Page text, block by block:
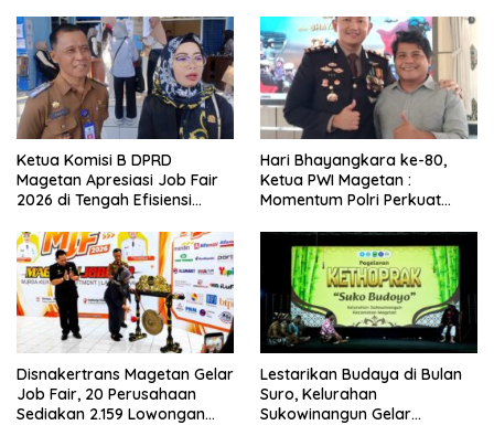
Ketua Komisi B DPRD
Magetan Apresiasi Job Fair
2026 di Tengah Efisiensi
Hari Bhayangkara ke-80,
Ketua PWI Magetan :
Momentum Polri Perkuat
Disnakertrans Magetan Gelar
Job Fair, 20 Perusahaan
Sediakan 2.159 Lowongan
Lestarikan Budaya di Bulan
Suro, Kelurahan
Sukowinangun Gelar